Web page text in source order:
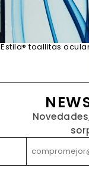
Estila® toallitas